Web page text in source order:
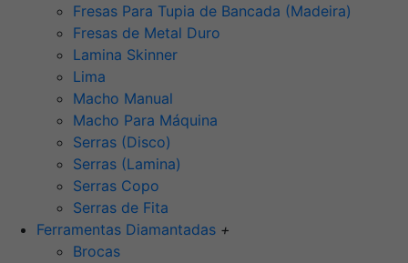
Fresas Para Tupia de Bancada (Madeira)
Fresas de Metal Duro
Lamina Skinner
Lima
Macho Manual
Macho Para Máquina
Serras (Disco)
Serras (Lamina)
Serras Copo
Serras de Fita
Ferramentas Diamantadas +
Brocas